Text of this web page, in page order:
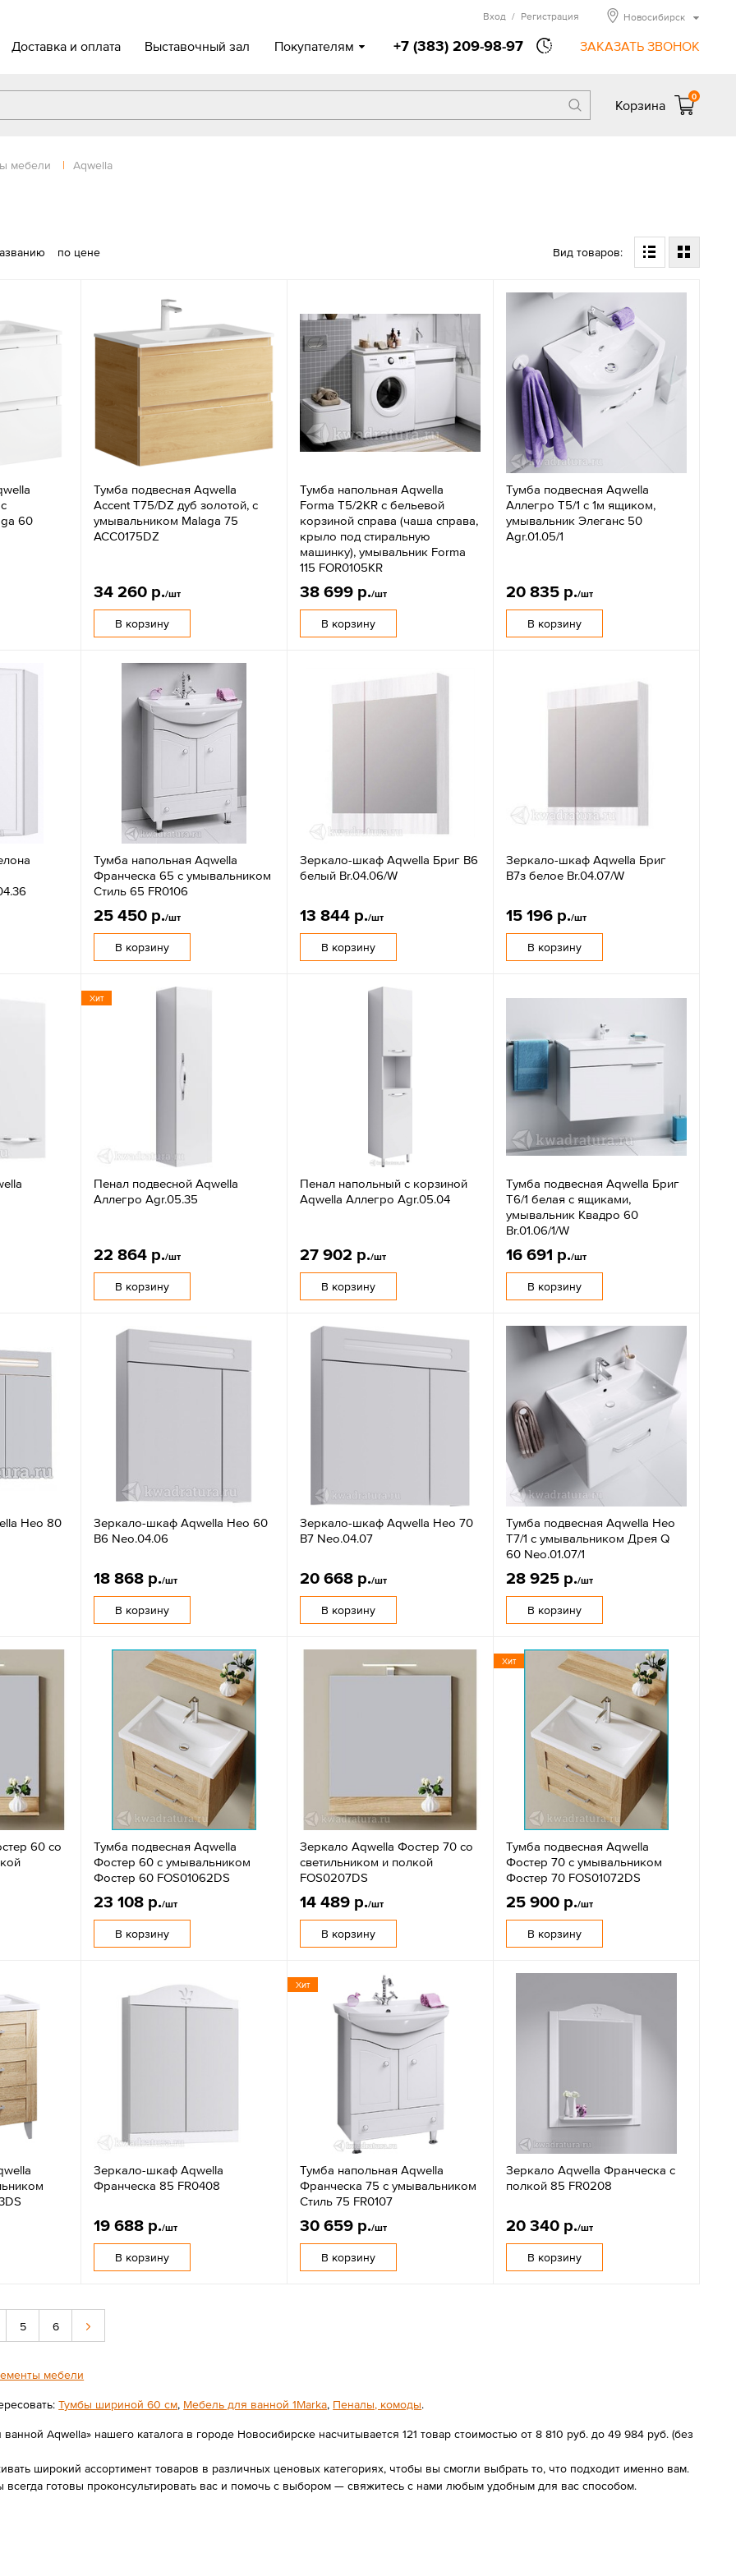
Доставка и оплата Выставочный зал Покупателям +7 (383) 209-98-97 ЗАКАЗАТЬ ЗВОНОК
Вход / Регистрация Новосибирск
Корзина
0
мебели | Aqwella
по цене Вид товаров:
60
Тумба подвесная Aqwella
Accent T75/DZ дуб золотой, с
умывальником Malaga 75
ACC0175DZ
34 260 р./шт
В корзину
Тумба напольная Aqwella
Forma Т5/2KR с бельевой
корзиной справа (чаша справа,
крыло под стиральную
машинку), умывальник Forma
115 FOR0105KR
38 699 р./шт
В корзину
Тумба подвесная Aqwella
Аллегро Т5/1 с 1м ящиком,
умывальник Элеганс 50
Agr.01.05/1
20 835 р./шт
В корзину
Тумба напольная Aqwella
Франческа 65 с умывальником
Стиль 65 FR0106
25 450 р./шт
В корзину
Зеркало-шкаф Aqwella Бриг В6
белый Br.04.06/W
13 844 р./шт
В корзину
Зеркало-шкаф Aqwella Бриг
В7з белое Br.04.07/W
15 196 р./шт
В корзину
Хит
Пенал подвесной Aqwella
Аллегро Agr.05.35
22 864 р./шт
В корзину
Пенал напольный с корзиной
Aqwella Аллегро Agr.05.04
27 902 р./шт
В корзину
Тумба подвесная Aqwella Бриг
Т6/1 белая с ящиками,
умывальник Квадро 60
Br.01.06/1/W
16 691 р./шт
В корзину
Нео 80
Зеркало-шкаф Aqwella Нео 60
В6 Neo.04.06
18 868 р./шт
В корзину
Зеркало-шкаф Aqwella Нео 70
В7 Neo.04.07
20 668 р./шт
В корзину
Тумба подвесная Aqwella Нео
Т7/1 с умывальником Дрея Q
60 Neo.01.07/1
28 925 р./шт
В корзину
60 со
Тумба подвесная Aqwella
Фостер 60 с умывальником
Фостер 60 FOS01062DS
23 108 р./шт
В корзину
Зеркало Aqwella Фостер 70 со
светильником и полкой
FOS0207DS
14 489 р./шт
В корзину
Хит
Тумба подвесная Aqwella
Фостер 70 с умывальником
Фостер 70 FOS01072DS
25 900 р./шт
В корзину
Зеркало-шкаф Aqwella
Франческа 85 FR0408
19 688 р./шт
В корзину
Хит
Тумба напольная Aqwella
Франческа 75 с умывальником
Стиль 75 FR0107
30 659 р./шт
В корзину
Зеркало Aqwella Франческа с
полкой 85 FR0208
20 340 р./шт
В корзину
5 6
мебели
Тумбы шириной 60 см, Мебель для ванной 1Marka, Пеналы, комоды.
Aqwella» нашего каталога в городе Новосибирске насчитывается 121 товар стоимостью от 8 810 руб. до 49 984 руб. (без
широкий ассортимент товаров в различных ценовых категориях, чтобы вы смогли выбрать то, что подходит именно вам.
готовы проконсультировать вас и помочь с выбором — свяжитесь с нами любым удобным для вас способом.